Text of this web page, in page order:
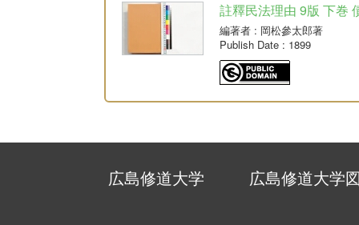
註釋民法理由 9版 下巻
編著者 : 岡松參太郎著
Publish Date : 1899
広島修道大学 広島修道大学